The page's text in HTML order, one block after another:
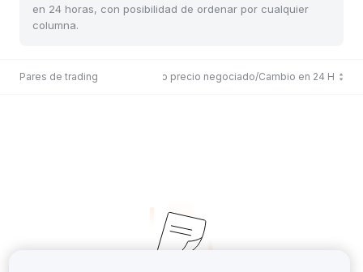
en 24 horas, con posibilidad de ordenar por cualquier
columna.
Pares de trading Último precio negociado/Cambio en 24 H